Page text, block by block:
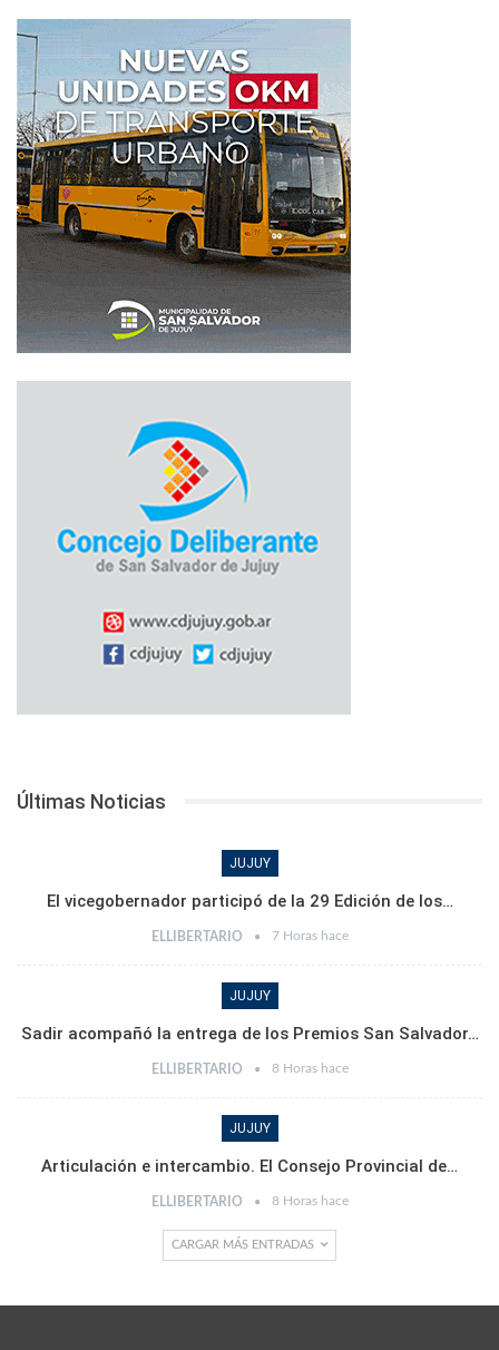
Últimas Noticias
JUJUY
El vicegobernador participó de la 29 Edición de los…
ELLIBERTARIO 7 Horas hace
JUJUY
Sadir acompañó la entrega de los Premios San Salvador…
ELLIBERTARIO 8 Horas hace
JUJUY
Articulación e intercambio. El Consejo Provincial de…
ELLIBERTARIO 8 Horas hace
CARGAR MÁS ENTRADAS